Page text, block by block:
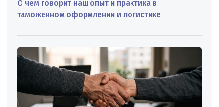
О чём говорит наш опыт и практика в
таможенном оформлении и логистике